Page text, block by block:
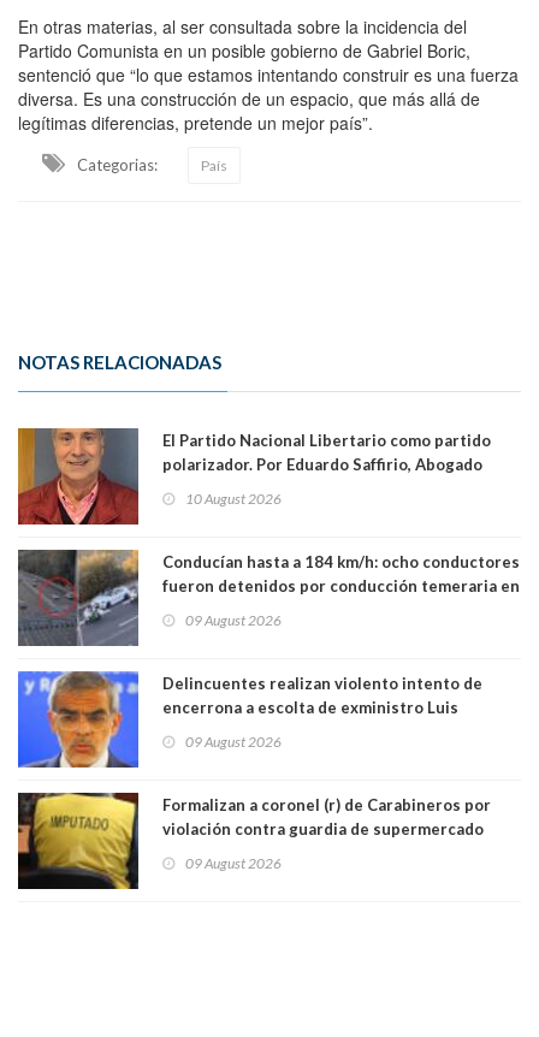
En otras materias, al ser consultada sobre la incidencia del
Partido Comunista en un posible gobierno de Gabriel Boric,
sentenció que “lo que estamos intentando construir es una fuerza
diversa. Es una construcción de un espacio, que más allá de
legítimas diferencias, pretende un mejor país”.
Categorias: País
NOTAS RELACIONADAS
El Partido Nacional Libertario como partido
polarizador. Por Eduardo Saffirio, Abogado
10 August 2026
Conducían hasta a 184 km/h: ocho conductores
fueron detenidos por conducción temeraria en
09 August 2026
Delincuentes realizan violento intento de
encerrona a escolta de exministro Luis
Lo Espejo
09 August 2026
Formalizan a coronel (r) de Carabineros por
violación contra guardia de supermercado
09 August 2026